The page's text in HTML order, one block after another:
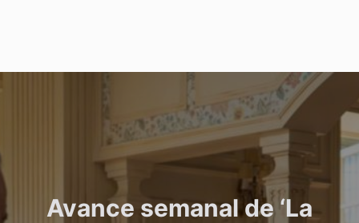
Avance semanal de ‘La